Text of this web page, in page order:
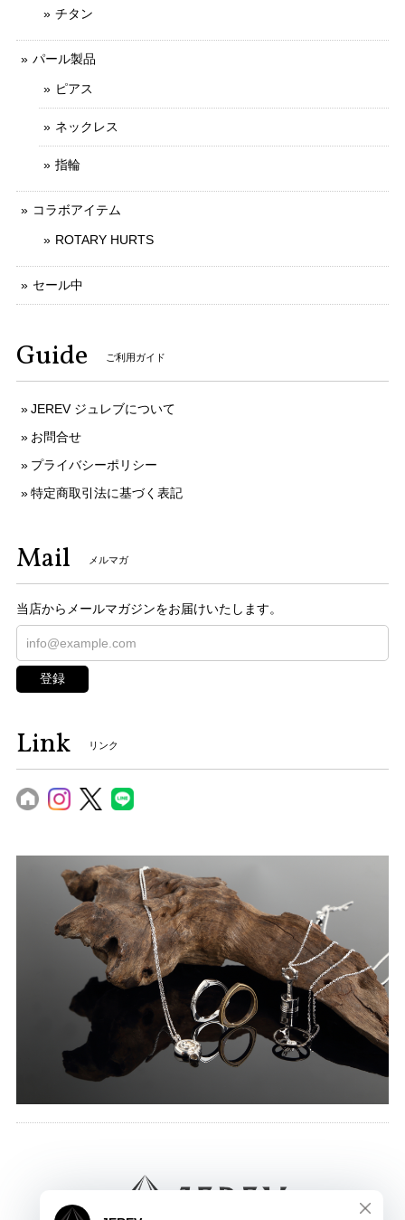
チタン
パール製品
ピアス
ネックレス
指輪
コラボアイテム
ROTARY HURTS
セール中
Guide ご利用ガイド
JEREV ジュレブについて
お問合せ
プライバシーポリシー
特定商取引法に基づく表記
Mail メルマガ
当店からメールマガジンをお届けいたします。
登録
Link リンク